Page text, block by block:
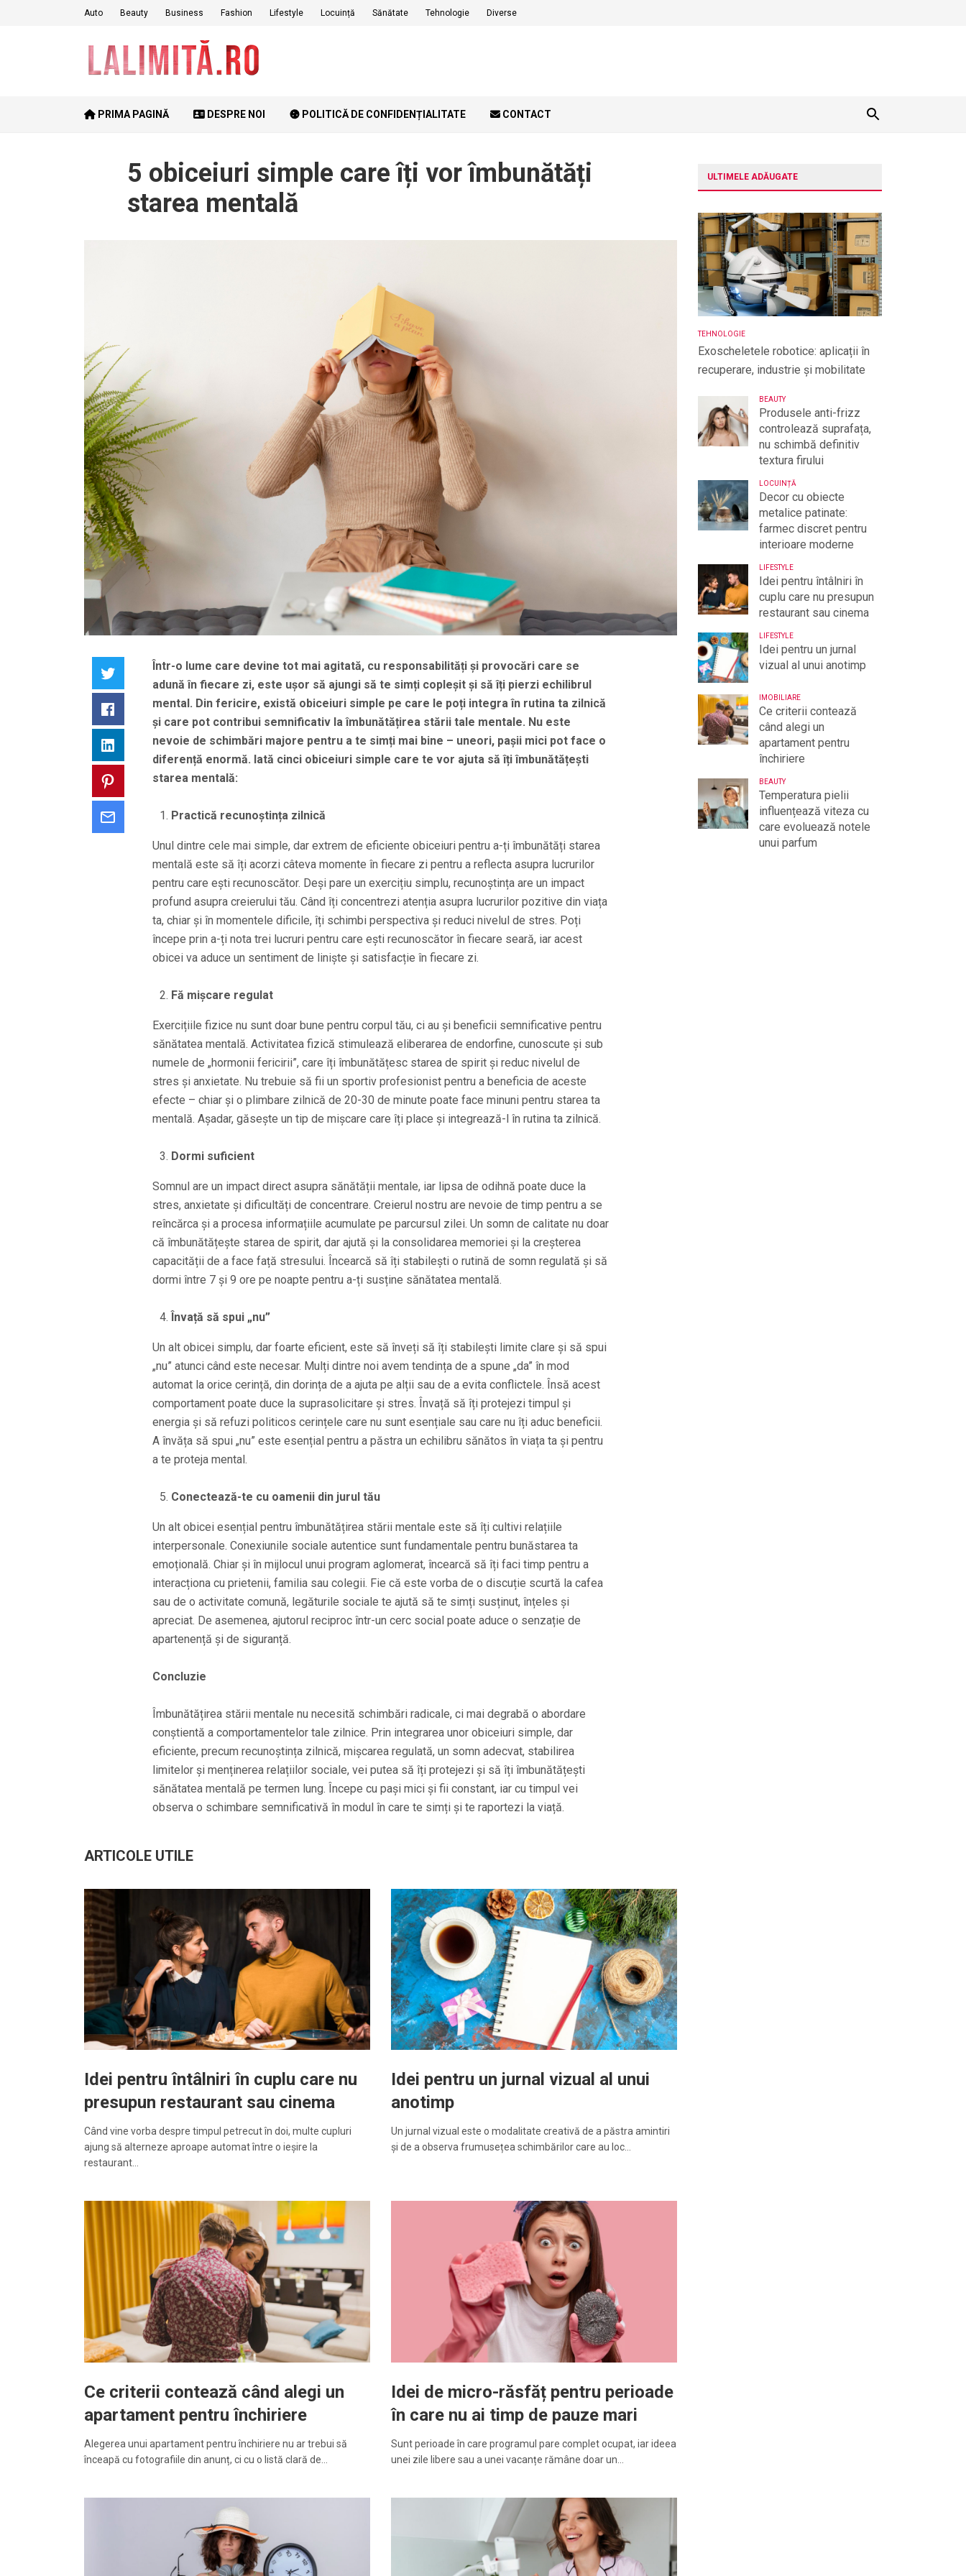
Auto Beauty Business Fashion Lifestyle Locuință Sănătate Tehnologie Diverse
PRIMA PAGINĂ DESPRE NOI POLITICĂ DE CONFIDENȚIALITATE CONTACT
5 obiceiuri simple care îți vor îmbunătăți
starea mentală
Facebook
LinkedIn
Pinterest
Într-o lume care devine tot mai agitată, cu responsabilități și provocări care se
adună în fiecare zi, este ușor să ajungi să te simți copleșit și să îți pierzi echilibrul
mental. Din fericire, există obiceiuri simple pe care le poți integra în rutina ta zilnică
și care pot contribui semnificativ la îmbunătățirea stării tale mentale. Nu este
nevoie de schimbări majore pentru a te simți mai bine – uneori, pașii mici pot face o
diferență enormă. Iată cinci obiceiuri simple care te vor ajuta să îți îmbunătățești
starea mentală:
Practică recunoștința zilnică
Unul dintre cele mai simple, dar extrem de eficiente obiceiuri pentru a-ți îmbunătăți starea
mentală este să îți acorzi câteva momente în fiecare zi pentru a reflecta asupra lucrurilor
pentru care ești recunoscător. Deși pare un exercițiu simplu, recunoștința are un impact
profund asupra creierului tău. Când îți concentrezi atenția asupra lucrurilor pozitive din viața
ta, chiar și în momentele dificile, îți schimbi perspectiva și reduci nivelul de stres. Poți
începe prin a-ți nota trei lucruri pentru care ești recunoscător în fiecare seară, iar acest
obicei va aduce un sentiment de liniște și satisfacție în fiecare zi.
Fă mișcare regulat
Exercițiile fizice nu sunt doar bune pentru corpul tău, ci au și beneficii semnificative pentru
sănătatea mentală. Activitatea fizică stimulează eliberarea de endorfine, cunoscute și sub
numele de „hormonii fericirii”, care îți îmbunătățesc starea de spirit și reduc nivelul de
stres și anxietate. Nu trebuie să fii un sportiv profesionist pentru a beneficia de aceste
efecte – chiar și o plimbare zilnică de 20-30 de minute poate face minuni pentru starea ta
mentală. Așadar, găsește un tip de mișcare care îți place și integrează-l în rutina ta zilnică.
Dormi suficient
Somnul are un impact direct asupra sănătății mentale, iar lipsa de odihnă poate duce la
stres, anxietate și dificultăți de concentrare. Creierul nostru are nevoie de timp pentru a se
reîncărca și a procesa informațiile acumulate pe parcursul zilei. Un somn de calitate nu doar
că îmbunătățește starea de spirit, dar ajută și la consolidarea memoriei și la creșterea
capacității de a face față stresului. Încearcă să îți stabilești o rutină de somn regulată și să
dormi între 7 și 9 ore pe noapte pentru a-ți susține sănătatea mentală.
Învață să spui „nu”
Un alt obicei simplu, dar foarte eficient, este să înveți să îți stabilești limite clare și să spui
„nu” atunci când este necesar. Mulți dintre noi avem tendința de a spune „da” în mod
automat la orice cerință, din dorința de a ajuta pe alții sau de a evita conflictele. Însă acest
comportament poate duce la suprasolicitare și stres. Învață să îți protejezi timpul și
energia și să refuzi politicos cerințele care nu sunt esențiale sau care nu îți aduc beneficii.
A învăța să spui „nu” este esențial pentru a păstra un echilibru sănătos în viața ta și pentru
a te proteja mental.
Conectează-te cu oamenii din jurul tău
Un alt obicei esențial pentru îmbunătățirea stării mentale este să îți cultivi relațiile
interpersonale. Conexiunile sociale autentice sunt fundamentale pentru bunăstarea ta
emoțională. Chiar și în mijlocul unui program aglomerat, încearcă să îți faci timp pentru a
interacționa cu prietenii, familia sau colegii. Fie că este vorba de o discuție scurtă la cafea
sau de o activitate comună, legăturile sociale te ajută să te simți susținut, înțeles și
apreciat. De asemenea, ajutorul reciproc într-un cerc social poate aduce o senzație de
apartenență și de siguranță.
Concluzie
Îmbunătățirea stării mentale nu necesită schimbări radicale, ci mai degrabă o abordare
conștientă a comportamentelor tale zilnice. Prin integrarea unor obiceiuri simple, dar
eficiente, precum recunoștința zilnică, mișcarea regulată, un somn adecvat, stabilirea
limitelor și menținerea relațiilor sociale, vei putea să îți protejezi și să îți îmbunătățești
sănătatea mentală pe termen lung. Începe cu pași mici și fii constant, iar cu timpul vei
observa o schimbare semnificativă în modul în care te simți și te raportezi la viață.
ARTICOLE UTILE
Idei pentru întâlniri în cuplu care nu
presupun restaurant sau cinema
Când vine vorba despre timpul petrecut în doi, multe cupluri
ajung să alterneze aproape automat între o ieșire la
restaurant…
Idei pentru un jurnal vizual al unui
anotimp
Un jurnal vizual este o modalitate creativă de a păstra amintiri
și de a observa frumusețea schimbărilor care au loc…
Ce criterii contează când alegi un
apartament pentru închiriere
Alegerea unui apartament pentru închiriere nu ar trebui să
înceapă cu fotografiile din anunț, ci cu o listă clară de…
Idei de micro-răsfăț pentru perioade
în care nu ai timp de pauze mari
Sunt perioade în care programul pare complet ocupat, iar ideea
unei zile libere sau a unei vacanțe rămâne doar un…
ULTIMELE ADĂUGATE
TEHNOLOGIE
Exoscheletele robotice: aplicații în
recuperare, industrie și mobilitate
BEAUTY
Produsele anti-frizz
controlează suprafața,
nu schimbă definitiv
textura firului
LOCUINȚĂ
Decor cu obiecte
metalice patinate:
farmec discret pentru
interioare moderne
LIFESTYLE
Idei pentru întâlniri în
cuplu care nu presupun
restaurant sau cinema
LIFESTYLE
Idei pentru un jurnal
vizual al unui anotimp
IMOBILIARE
Ce criterii contează
când alegi un
apartament pentru
închiriere
BEAUTY
Temperatura pielii
influențează viteza cu
care evoluează notele
unui parfum